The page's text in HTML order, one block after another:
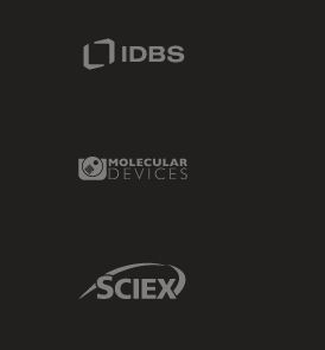
Molecular Devices Link
Sciex Link